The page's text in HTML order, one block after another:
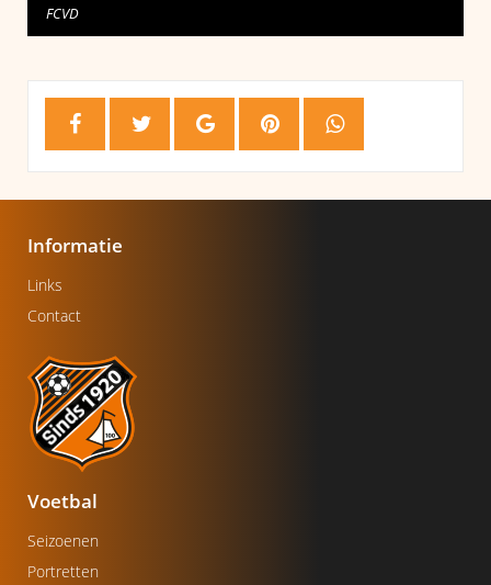
FCVD
Informatie
Links
Contact
Voetbal
Seizoenen
Portretten